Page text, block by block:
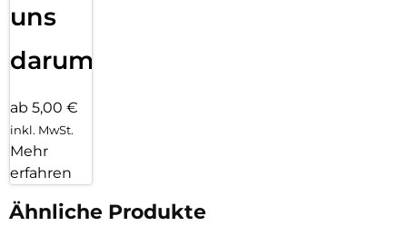
uns
darum!
ab 5,00 €
inkl. MwSt.
Mehr
erfahren
Ähnliche Produkte